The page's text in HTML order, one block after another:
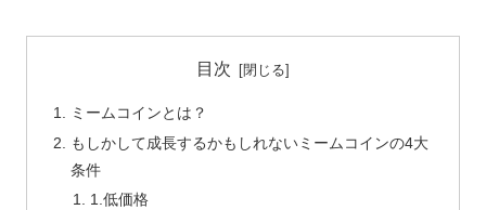
目次
ミームコインとは？
もしかして成長するかもしれないミームコインの4大
条件
1.低価格